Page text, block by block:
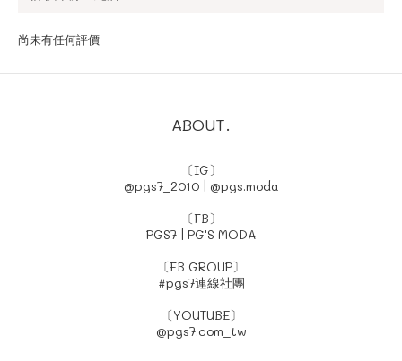
尚未有任何評價
ABOUT.
〔IG〕
@pgs7_2010| @pgs.moda
〔FB〕
PGS7| PG'S MODA
〔FB GROUP〕
#pgs7連線社團
〔YOUTUBE〕
@pgs7.com_tw